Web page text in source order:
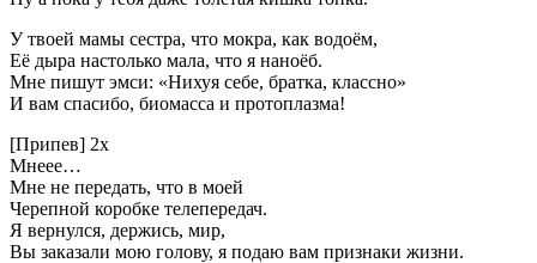
У твоей мамы сестра, что мокра, как водоём,
Её дыра настолько мала, что я наноёб.
Мне пишут эмси: «Нихуя себе, братка, классно»
И вам спасибо, биомасса и протоплазма!
[Припев] 2х
Мнеее…
Мне не передать, что в моей
Черепной коробке телепередач.
Я вернулся, держись, мир,
Вы заказали мою голову, я подаю вам признаки жизни.